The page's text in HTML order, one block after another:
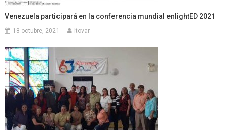
Venezuela participará en la conferencia mundial enlightED 2021
18 octubre, 2021 ltovar